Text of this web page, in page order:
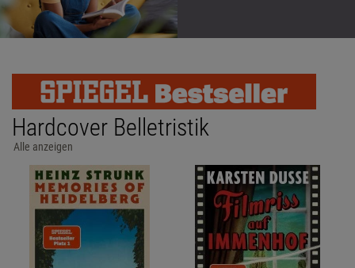
Hardcover Belletristik
Alle anzeigen